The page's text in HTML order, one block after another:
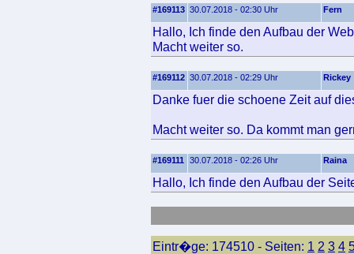
#169113 30.07.2018 - 02:30 Uhr Fern
Hallo, Ich finde den Aufbau der
Macht weiter so.
#169112 30.07.2018 - 02:29 Uhr Rickey
Danke fuer die schoene Zeit auf
Macht weiter so. Da kommt man
#169111 30.07.2018 - 02:26 Uhr Raina
Hallo, Ich finde den Aufbau der
Eintr�ge: 174510 - Seiten: 1 2 3 4